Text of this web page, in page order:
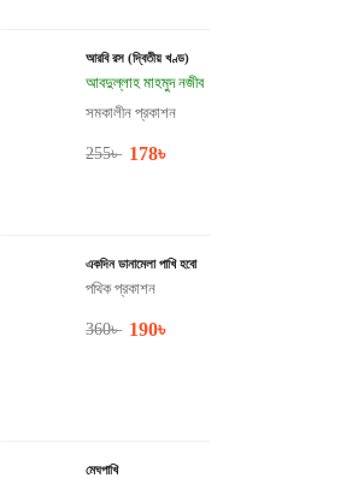
আরবি রস (দ্বিতীয় খণ্ড)
আবদুল্লাহ মাহমুদ নজীব
সমকালীন প্রকাশন
255৳ 178৳
একদিন ডানামেলা পাখি হবো
পথিক প্রকাশন
360৳ 190৳
মেঘপাখি